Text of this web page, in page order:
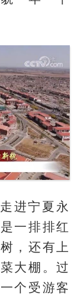
进宁夏永
一排排红
，还有上
大棚。过
个受游客